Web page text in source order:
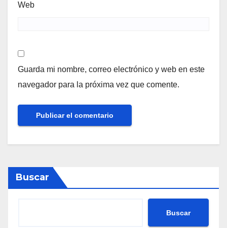
Web
Guarda mi nombre, correo electrónico y web en este
navegador para la próxima vez que comente.
Buscar
Buscar